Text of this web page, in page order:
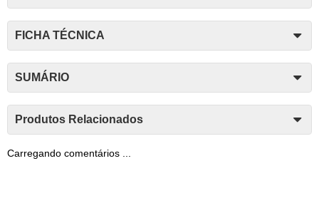
FICHA TÉCNICA
SUMÁRIO
Produtos Relacionados
Carregando comentários ...